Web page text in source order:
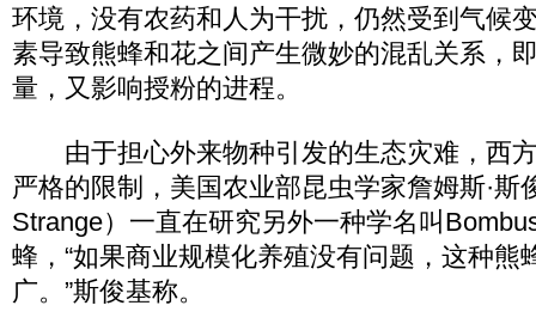
环境，没有农药和人为干扰，仍然受到气候
素导致熊蜂和花之间产生微妙的混乱关系，
量，又影响授粉的进程。
由于担心外来物种引发的生态灾难，西
严格的限制，美国农业部昆虫学家詹姆斯·斯
Strange）一直在研究另外一种学名叫
蜂，“如果商业规模化养殖没有问题，这种熊
广。”斯俊基称。